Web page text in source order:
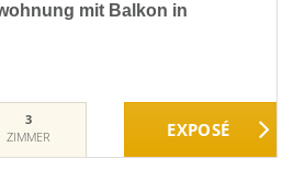
mit Balkon in
3
ZIMMER